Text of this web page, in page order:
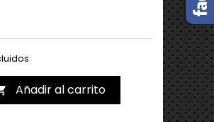
Añadir al carrito